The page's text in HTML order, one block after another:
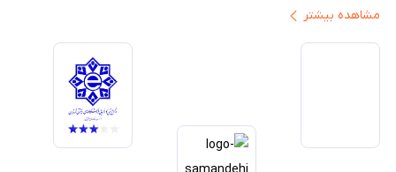
ایران ارائه دهیم. تبدیل‌شدن به مرجعی قابل اعتماد برای خرید کالای دیجیتال،
خدمات و به‌روزرسانی مداوم محصولات، مسیر ما را روشن‌تر می‌کند. ما باور
داریم آینده بازار دیجیتال متعلق به کسب‌وکارهایی است که صداقت و شفافیت
را در اولویت قرار می‌دهند. گوشی آنلاین با تکیه بر تجربه و تخصص، با قدرت به
سمت تحقق این چشم‌انداز حرکت می‌کند.
مشاهده بیشتر